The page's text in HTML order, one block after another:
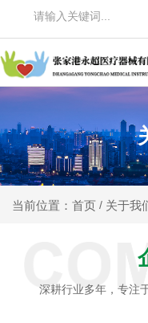
当前位置：首页 / 关于我
深耕行业多年，专注